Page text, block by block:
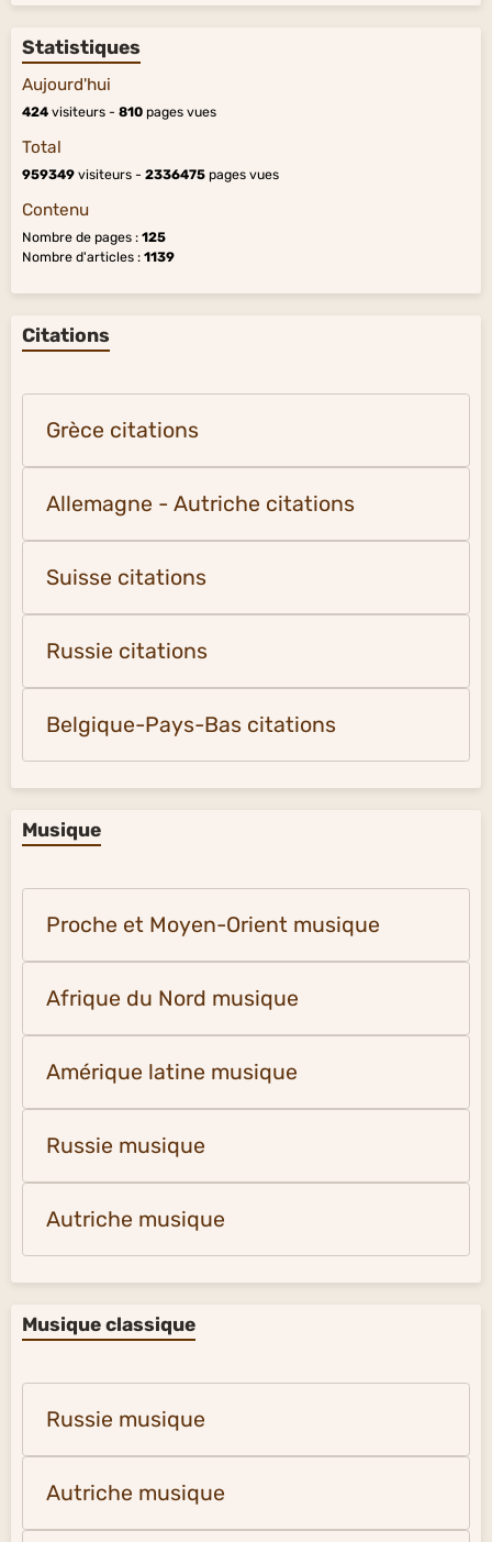
Statistiques
Aujourd'hui
424 visiteurs - 810 pages vues
Total
959349 visiteurs - 2336475 pages vues
Contenu
Nombre de pages : 125
Nombre d'articles : 1139
Citations
Grèce citations
Allemagne - Autriche citations
Suisse citations
Russie citations
Belgique-Pays-Bas citations
Musique
Proche et Moyen-Orient musique
Afrique du Nord musique
Amérique latine musique
Russie musique
Autriche musique
Musique classique
Russie musique
Autriche musique